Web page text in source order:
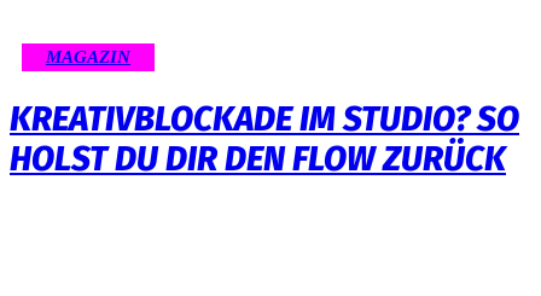
MAGAZIN
KREATIVBLOCKADE IM STUDIO? SO
HOLST DU DIR DEN FLOW ZURÜCK